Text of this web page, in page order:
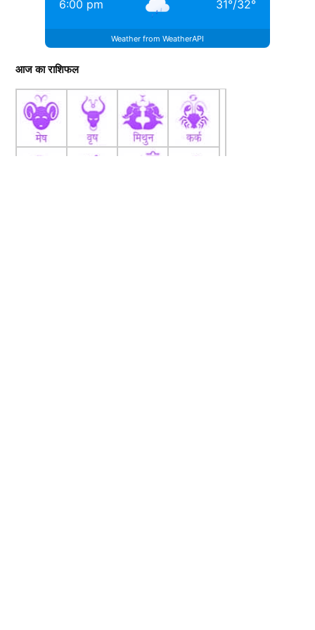
6:00 pm 31°/32°
Weather from WeatherAPI
आज का राशिफल